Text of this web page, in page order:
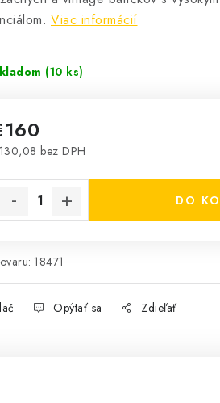
Viac informácií
(10 ks)
bez DPH
DO
18471
Opýtať sa Zdieľať